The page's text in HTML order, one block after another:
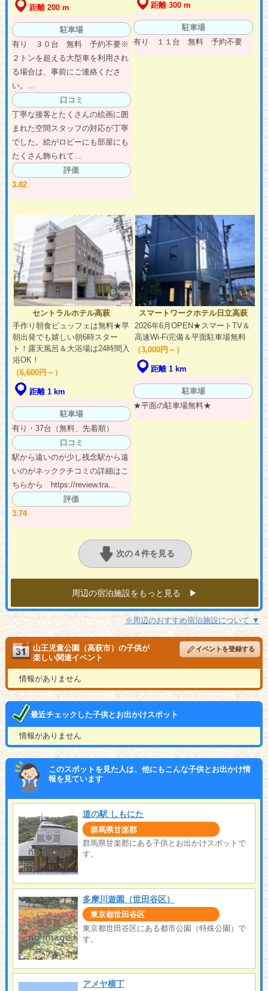
距離 200 m
駐車場
有り ３０台 無料 予約不要※
２トンを超える大型車を利用され
る場合は、事前にご連絡くださ
い。...
口コミ
丁寧な接客とたくさんの絵画に囲
まれた空間スタッフの対応が丁寧
でした。絵がロビーにも部屋にも
たくさん飾られて...
評価
3.82
距離 300 m
駐車場
有り １１台 無料 予約不要
セントラルホテル高萩
手作り朝食ビュッフェは無料★早
朝出発でも嬉しい朝6時スター
ト！露天風呂＆大浴場は24時間入
浴OK！
（6,600円～）
距離 1 km
駐車場
有り・37台（無料、先着順）
口コミ
駅から遠いのが少し残念駅から遠
いのがネッククチコミの詳細はこ
ちらから https://review.tra...
評価
3.74
スマートワークホテル日立高萩
2026年6月OPEN★スマートTV＆
高速Wi-Fi完備＆平面駐車場無料
（3,000円～）
距離 1 km
駐車場
★平面の駐車場無料★
次の４件を見る
周辺の宿泊施設をもっと見る ▶︎
※周辺のおすすめ宿泊施設について ▼
山王児童公園（高萩市）の子供が
楽しい関連イベント
イベントを登録する
情報がありません
最近チェックした子供とお出かけスポット
情報がありません
このスポットを見た人は、他にもこんな子供とお出かけ情
報を見ています
道の駅 しもにた
群馬県甘楽郡
群馬県甘楽郡にある子供とお出かけスポットで
す。
多摩川遊園（世田谷区）
東京都世田谷区
東京都世田谷区にある都市公園（特殊公園）で
す。
アメヤ横丁